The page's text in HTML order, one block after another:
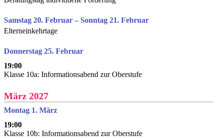
Samstag 20. Februar – Sonntag 21. Februar
Elterneinkehrtage
Donnerstag 25. Februar
19:00
Klasse 10a: Informationsabend zur Oberstufe
März 2027
Montag 1. März
19:00
Klasse 10b: Informationsabend zur Oberstufe